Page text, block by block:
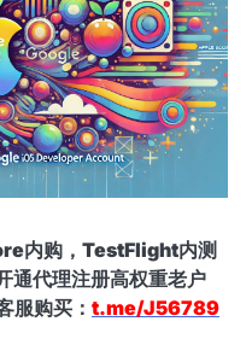
内购，TestFlight内测
通代理注册高权重老户
服购买： t.me/J56789